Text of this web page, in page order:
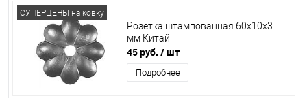
СУПЕРЦЕНЫ на ковку
Розетка штампованная 60х10х3
мм Китай
45 руб. / шт
Подробнее